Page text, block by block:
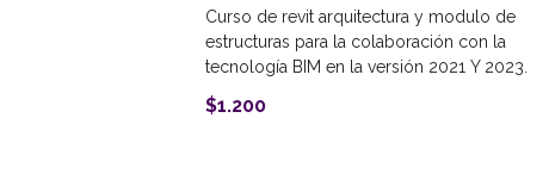
Curso de revit arquitectura y modulo de
estructuras para la colaboración con la
tecnología BIM en la versión 2021 Y 2023.
$1.200